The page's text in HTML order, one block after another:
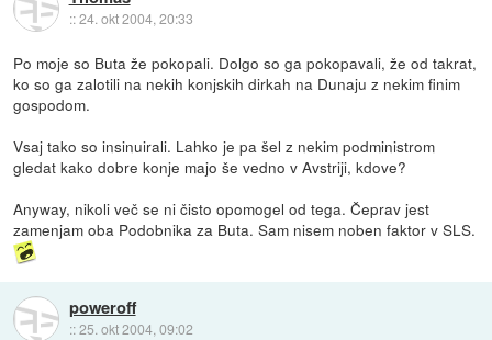
::24. okt 2004, 20:33
Po moje so Buta že pokopali. Dolgo so ga pokopavali, že od takrat,
ko so ga zalotili na nekih konjskih dirkah na Dunaju z nekim finim
gospodom.
Vsaj tako so insinuirali. Lahko je pa šel z nekim podministrom
gledat kako dobre konje majo še vedno v Avstriji, kdove?
Anyway, nikoli več se ni čisto opomogel od tega. Čeprav jest
zamenjam oba Podobnika za Buta. Sam nisem noben faktor v SLS.
poweroff
::25. okt 2004, 09:02